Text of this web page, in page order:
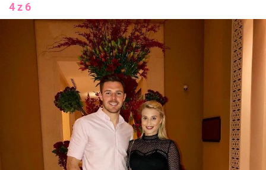
4 z 6